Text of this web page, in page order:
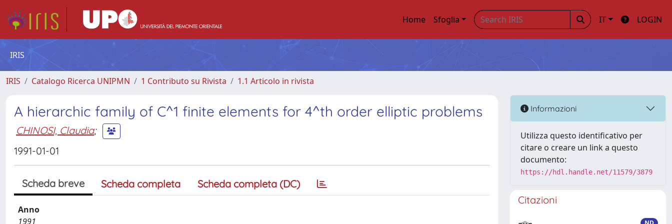
Home Sfoglia IT LOGIN
IRIS
IRIS Catalogo Ricerca UNIPMN 1 Contributo su Rivista 1.1 Articolo in rivista
A hierarchic family of C^1 finite elements for 4^th order elliptic problems
CHINOSI, Claudia;
1991-01-01
Scheda breve Scheda completa Scheda completa (DC)
Anno
1991
Informazioni
Utilizza questo identificativo per
citare o creare un link a questo
documento:
https://hdl.handle.net/11579/3879
Citazioni